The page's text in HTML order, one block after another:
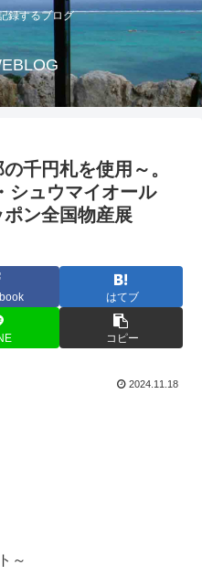
録するブログ
千円札を使用～。
シュウマイオール
ン全国物産展
はてブ
コピー
2024.11.18
～